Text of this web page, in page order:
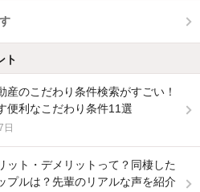
ト
産のこだわり条件検索がすごい！
便利なこだわり条件11選
ット・デメリットって？同棲した
プルは？先輩のリアルな声を紹介